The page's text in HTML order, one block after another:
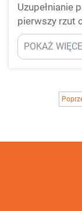
Uzupełnianie
pierwszy rzut
przy
Zapalnice do
szybkiego
przychodzi
wiedzieć, jak
POKAŻ